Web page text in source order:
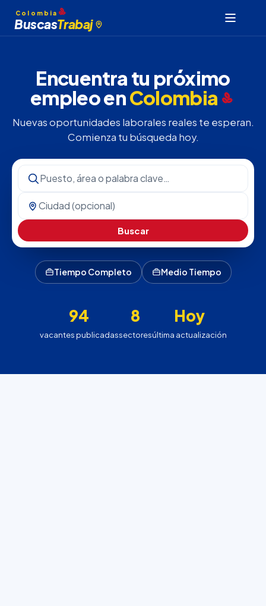
Colombia
BuscasTrabaj
Encuentra tu próximo
empleo enColombia
Nuevas oportunidades laborales reales te esperan.
Comienza tu búsqueda hoy.
Buscar
Tiempo Completo Medio Tiempo
94
vacantes publicadas
8
sectores
Hoy
última actualización